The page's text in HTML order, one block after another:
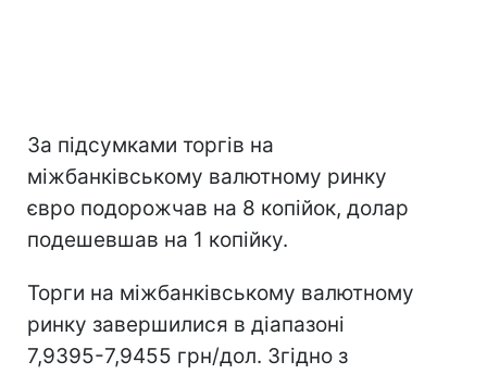
За підсумками торгів на
міжбанківському валютному ринку
євро подорожчав на 8 копійок, долар
подешевшав на 1 копійку.
Торги на міжбанківському валютному
ринку завершилися в діапазоні
7,9395-7,9455 грн/дол. Згідно з